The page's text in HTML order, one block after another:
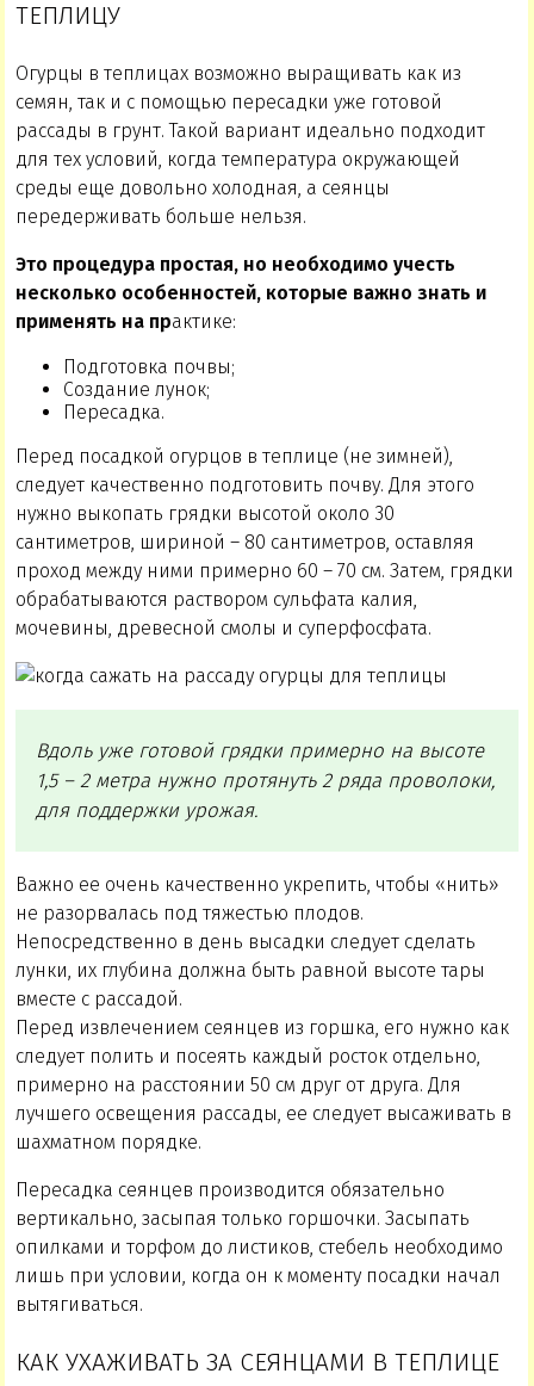
ТЕПЛИЦУ
Огурцы в теплицах возможно выращивать как из
семян, так и с помощью пересадки уже готовой
рассады в грунт. Такой вариант идеально подходит
для тех условий, когда температура окружающей
среды еще довольно холодная, а сеянцы
передерживать больше нельзя.
Это процедура простая, но необходимо учесть
несколько особенностей, которые важно знать и
применять на практике:
Подготовка почвы;
Создание лунок;
Пересадка.
Перед посадкой огурцов в теплице (не зимней),
следует качественно подготовить почву. Для этого
нужно выкопать грядки высотой около 30
сантиметров, шириной – 80 сантиметров, оставляя
проход между ними примерно 60 – 70 см. Затем, грядки
обрабатываются раствором сульфата калия,
мочевины, древесной смолы и суперфосфата.
Вдоль уже готовой грядки примерно на высоте
1,5 – 2 метра нужно протянуть 2 ряда проволоки,
для поддержки урожая.
Важно ее очень качественно укрепить, чтобы «нить»
не разорвалась под тяжестью плодов.
Непосредственно в день высадки следует сделать
лунки, их глубина должна быть равной высоте тары
вместе с рассадой.
Перед извлечением сеянцев из горшка, его нужно как
следует полить и посеять каждый росток отдельно,
примерно на расстоянии 50 см друг от друга. Для
лучшего освещения рассады, ее следует высаживать в
шахматном порядке.
Пересадка сеянцев производится обязательно
вертикально, засыпая только горшочки. Засыпать
опилками и торфом до листиков, стебель необходимо
лишь при условии, когда он к моменту посадки начал
вытягиваться.
КАК УХАЖИВАТЬ ЗА СЕЯНЦАМИ В ТЕПЛИЦЕ